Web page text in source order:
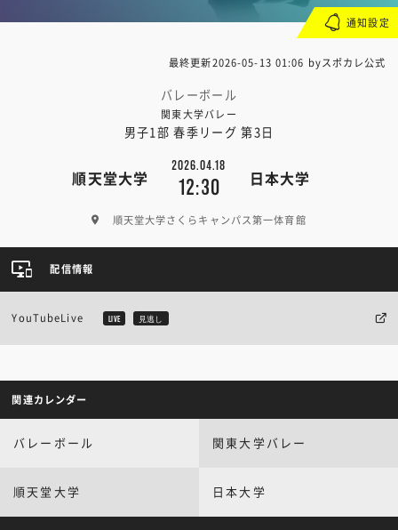
最終更新2026-05-13 01:06 byスポカレ公式
バレーボール
関東大学バレー
男子1部 春季リーグ 第3日
順天堂大学
2026.04.18
12:30 日本大学
順天堂大学さくらキャンパス第一体育館
通知設定
配信情報
YouTubeLive LIVE 見逃し
関連カレンダー
バレーボール 関東大学バレー
順天堂大学 日本大学